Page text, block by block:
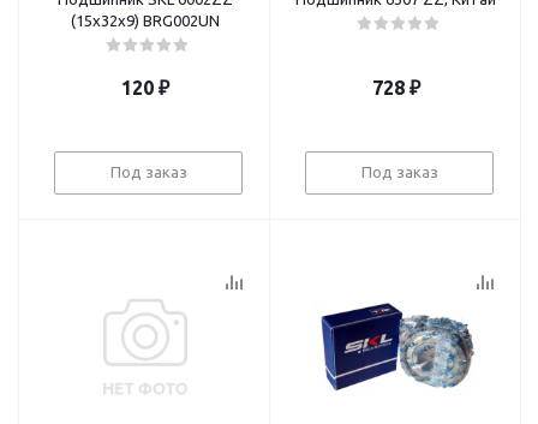
(15х32х9) BRG002UN
120₽
Под заказ
728₽
Под заказ